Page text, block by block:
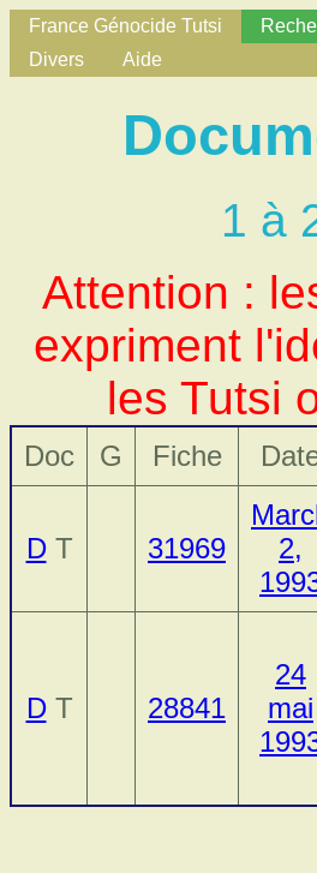
France Génocide Tutsi
Divers
Aide
1 à
Attention :
expriment
les Tutsi
Doc G Fiche
DT 31969
2,
DT 28841
24
mai